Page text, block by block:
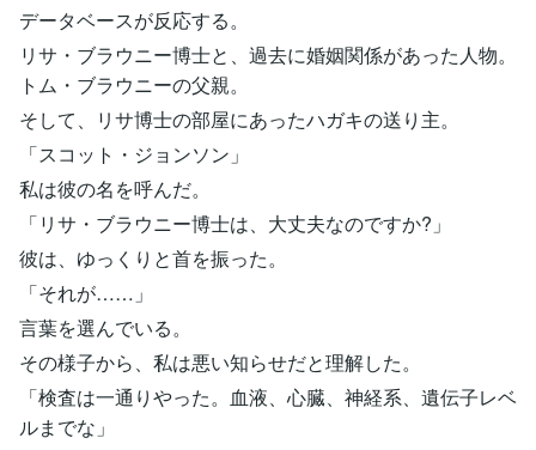
データベースが反応する。
リサ・ブラウニー博士と、過去に婚姻関係があった人物。
トム・ブラウニーの父親。
そして、リサ博士の部屋にあったハガキの送り主。
「スコット・ジョンソン」
私は彼の名を呼んだ。
「リサ・ブラウニー博士は、大丈夫なのですか?」
彼は、ゆっくりと首を振った。
「それが……」
言葉を選んでいる。
その様子から、私は悪い知らせだと理解した。
「検査は一通りやった。血液、心臓、神経系、遺伝子レベ
ルまでな」